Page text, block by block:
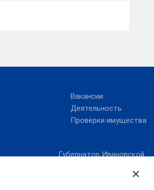
Вакансии
Деятельность
Проверки имущества
Губернатор Ивановской
Ивановская областная